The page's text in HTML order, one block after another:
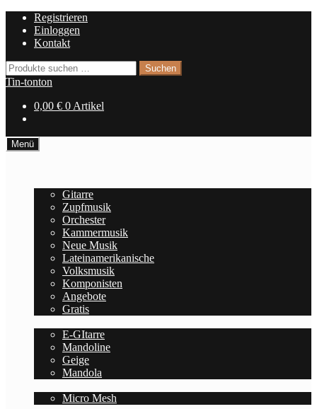
Navigation
springen
Zum
Inhalt
springen
Registrieren
Einloggen
Kontakt
Suchen
nach:
Suchen
Tin-tonton
0,00 € 0 Artikel
Menü
Gitarre
Zupfmusik
Orchester
Kammermusik
Neue Musik
Lateinamerikanische
Volksmusik
Komponisten
Angebote
Gratis
E-GItarre
Mandoline
Geige
Mandola
Micro Mesh